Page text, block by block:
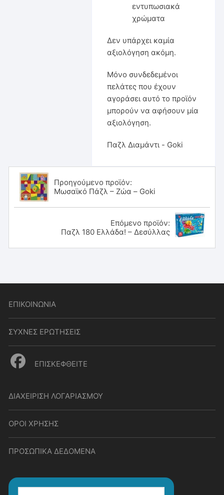
εντυπωσιακά
χρώματα
Δεν υπάρχει καμία
αξιολόγηση ακόμη.
Μόνο συνδεδεμένοι
πελάτες που έχουν
αγοράσει αυτό το προϊόν
μπορούν να αφήσουν μία
αξιολόγηση.
Παζλ Διαμάντι - Goki
Προηγούμενο προϊόν:
Μωσαϊκό Πάζλ – Ζώα – Goki
Επόμενο προϊόν:
Παζλ 180 Ελλάδα! – Δεσύλλας
ΕΠΙΚΟΙΝΩΝΙΑ
ΣΥΧΝΕΣ ΕΡΩΤΗΣΕΙΣ
ΕΠΙΣΚΕΦΘΕΙΤΕ
ΔΙΑΧΕΙΡΙΣΗ ΛΟΓΑΡΙΑΣΜΟΥ
ΟΡΟΙ ΧΡΗΣΗΣ
ΠΡΟΣΩΠΙΚΑ ΔΕΔΟΜΕΝΑ